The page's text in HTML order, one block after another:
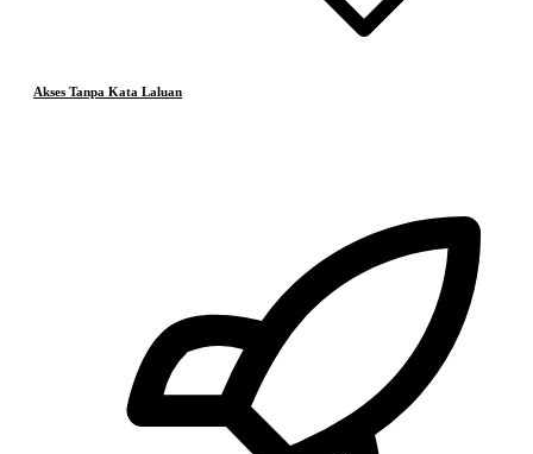
Akses Tanpa Kata Laluan